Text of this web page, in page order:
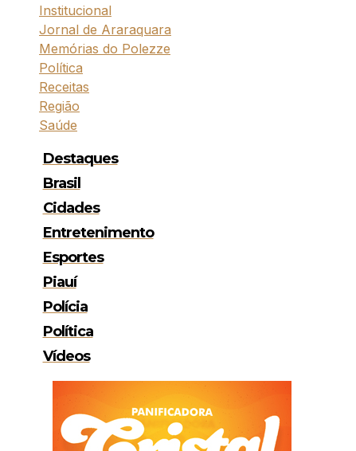
Institucional
Jornal de Araraquara
Memórias do Polezze
Política
Receitas
Região
Saúde
Destaques
Brasil
Cidades
Entretenimento
Esportes
Piauí
Polícia
Política
Vídeos